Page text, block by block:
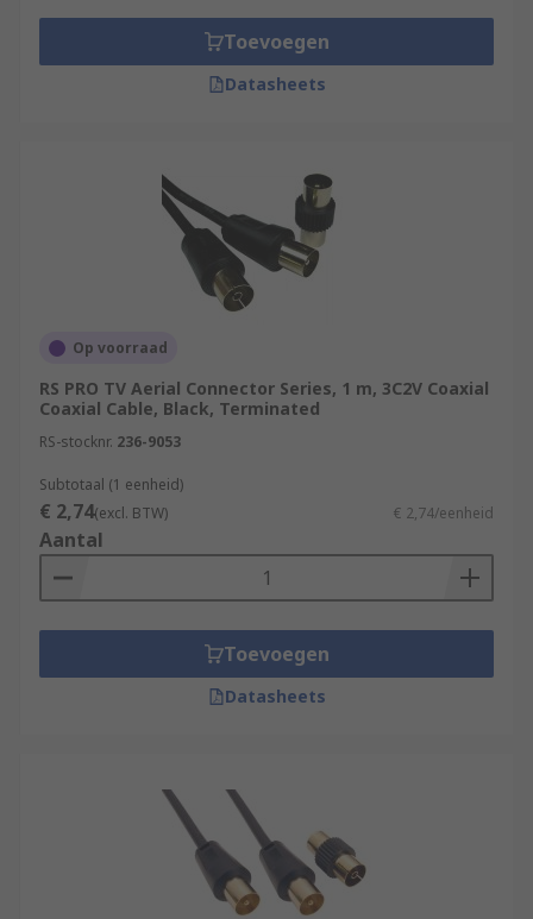
Toevoegen
Datasheets
Op voorraad
RS PRO TV Aerial Connector Series, 1 m, 3C2V Coaxial
Coaxial Cable, Black, Terminated
RS-stocknr. 236-9053
Subtotaal (1 eenheid)
€ 2,74(excl. BTW) € 2,74/eenheid
Aantal
Toevoegen
Datasheets